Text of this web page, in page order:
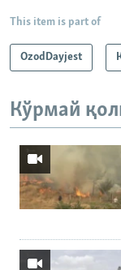
This item is part of
OzodDayjest
Кўрмай